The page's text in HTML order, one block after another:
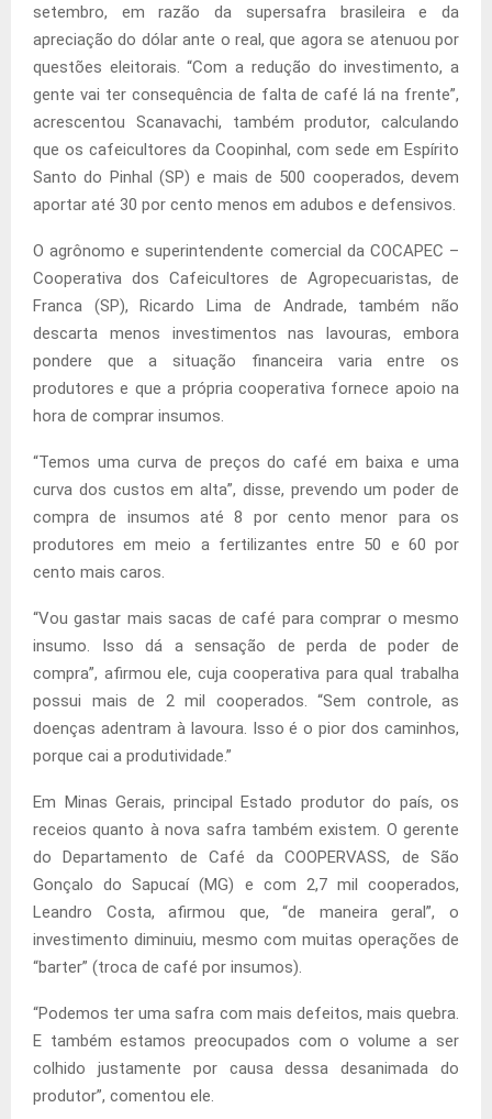
setembro, em razão da supersafra brasileira e da
apreciação do dólar ante o real, que agora se atenuou por
questões eleitorais. “Com a redução do investimento, a
gente vai ter consequência de falta de café lá na frente”,
acrescentou Scanavachi, também produtor, calculando
que os cafeicultores da Coopinhal, com sede em Espírito
Santo do Pinhal (SP) e mais de 500 cooperados, devem
aportar até 30 por cento menos em adubos e defensivos.
O agrônomo e superintendente comercial da COCAPEC –
Cooperativa dos Cafeicultores de Agropecuaristas, de
Franca (SP), Ricardo Lima de Andrade, também não
descarta menos investimentos nas lavouras, embora
pondere que a situação financeira varia entre os
produtores e que a própria cooperativa fornece apoio na
hora de comprar insumos.
“Temos uma curva de preços do café em baixa e uma
curva dos custos em alta”, disse, prevendo um poder de
compra de insumos até 8 por cento menor para os
produtores em meio a fertilizantes entre 50 e 60 por
cento mais caros.
“Vou gastar mais sacas de café para comprar o mesmo
insumo. Isso dá a sensação de perda de poder de
compra”, afirmou ele, cuja cooperativa para qual trabalha
possui mais de 2 mil cooperados. “Sem controle, as
doenças adentram à lavoura. Isso é o pior dos caminhos,
porque cai a produtividade.”
Em Minas Gerais, principal Estado produtor do país, os
receios quanto à nova safra também existem. O gerente
do Departamento de Café da COOPERVASS, de São
Gonçalo do Sapucaí (MG) e com 2,7 mil cooperados,
Leandro Costa, afirmou que, “de maneira geral”, o
investimento diminuiu, mesmo com muitas operações de
“barter” (troca de café por insumos).
“Podemos ter uma safra com mais defeitos, mais quebra.
E também estamos preocupados com o volume a ser
colhido justamente por causa dessa desanimada do
produtor”, comentou ele.